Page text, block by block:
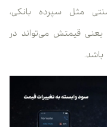
مثل سپرده بانکی،
یعنی قیمتش می‌تواند در